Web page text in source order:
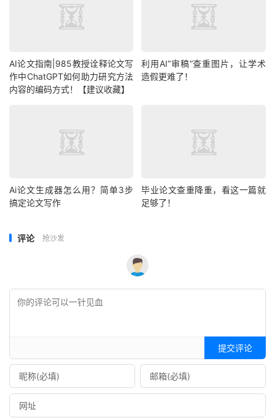
AI论文指南|985教授诠释论文写
作中ChatGPT如何助力研究方法
内容的编码方式！【建议收藏】
利用AI“审稿”查重图片，让学术
造假更难了！
Ai论文生成器怎么用？简单3步
搞定论文写作
毕业论文查重降重，看这一篇就
足够了！
评论 抢沙发
提交评论